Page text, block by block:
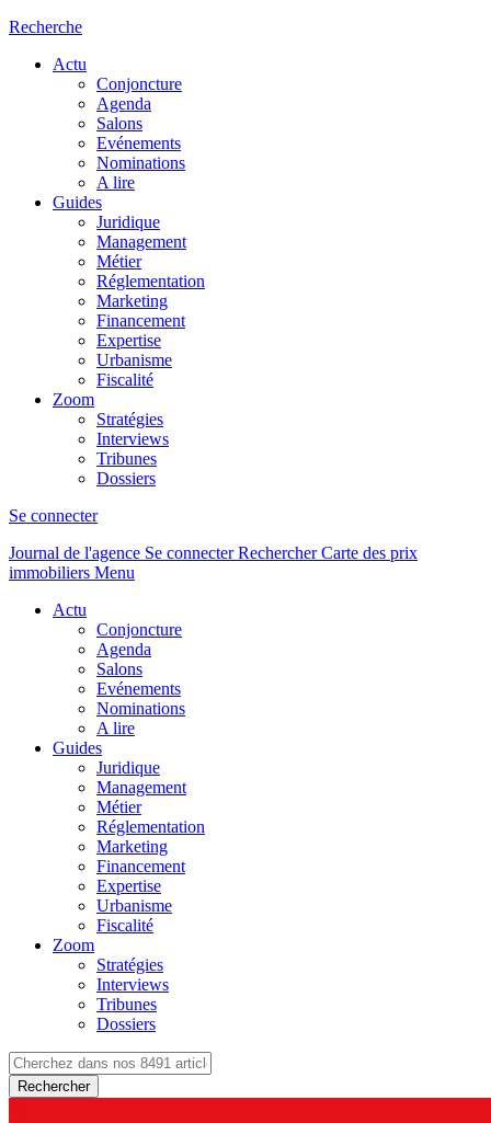
Recherche
Actu
Conjoncture
Agenda
Salons
Evénements
Nominations
A lire
Guides
Juridique
Management
Métier
Réglementation
Marketing
Financement
Expertise
Urbanisme
Fiscalité
Zoom
Stratégies
Interviews
Tribunes
Dossiers
Se connecter
Journal de l'agence Se connecterRechercher Carte des prix
immobiliers Menu
Actu
Conjoncture
Agenda
Salons
Evénements
Nominations
A lire
Guides
Juridique
Management
Métier
Réglementation
Marketing
Financement
Expertise
Urbanisme
Fiscalité
Zoom
Stratégies
Interviews
Tribunes
Dossiers
Rechercher